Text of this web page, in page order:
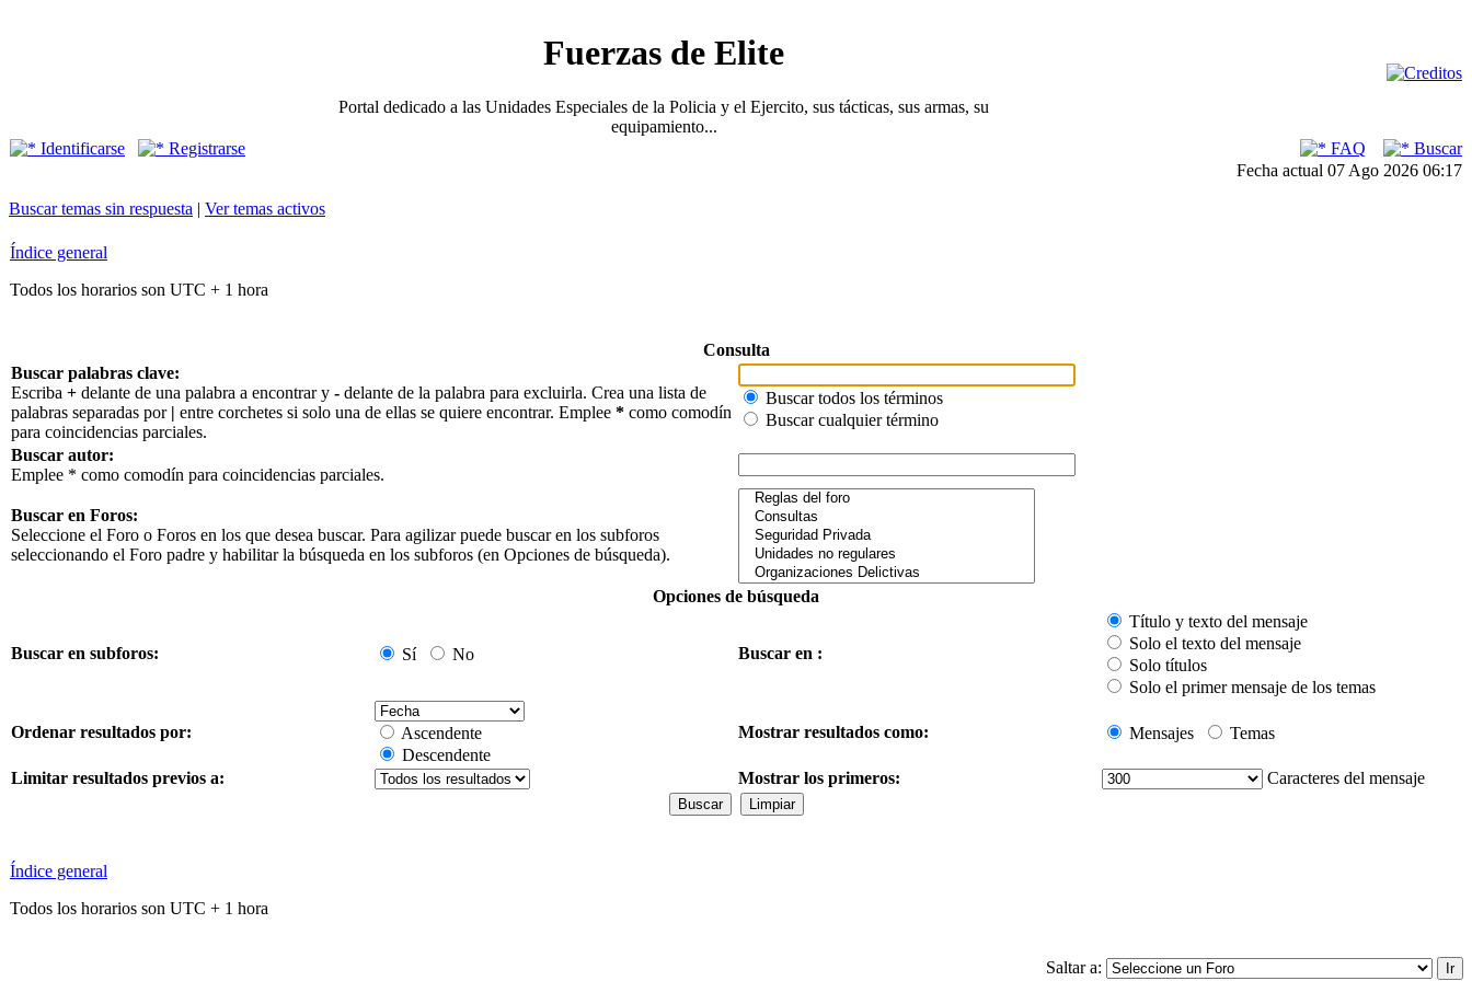
Fuerzas de Elite
Portal dedicado a las Unidades Especiales de la Policia y el Ejercito, sus tácticas, sus armas, su
equipamiento...
Identificarse
Registrarse FAQ
Buscar
Fecha actual 07 Ago 2026 06:17
Buscar temas sin respuesta | Ver temas activos
Índice general
Todos los horarios son UTC + 1 hora
Consulta
Buscar palabras clave:
Escriba + delante de una palabra a encontrar y - delante de la palabra para excluirla. Crea una lista de
palabras separadas por | entre corchetes si solo una de ellas se quiere encontrar. Emplee * como comodín
para coincidencias parciales.
Buscar todos los términos
Buscar cualquier término
Buscar autor:
Emplee * como comodín para coincidencias parciales.
Buscar en Foros:
Seleccione el Foro o Foros en los que desea buscar. Para agilizar puede buscar en los subforos
seleccionando el Foro padre y habilitar la búsqueda en los subforos (en Opciones de búsqueda).
Opciones de búsqueda
Buscar en subforos: Sí No Buscar en :
Título y texto del mensaje
Solo el texto del mensaje
Solo títulos
Solo el primer mensaje de los temas
Ordenar resultados por:
Ascendente
Descendente
Mostrar resultados como: Mensajes Temas
Limitar resultados previos a: Mostrar los primeros: Caracteres del mensaje
Índice general
Todos los horarios son UTC + 1 hora
Saltar a: